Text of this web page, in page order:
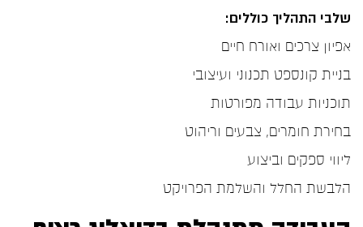
שלבי התהליך כוללים:
אפיון צרכים ואורח חיים
בניית קונספט תכנוני ועיצובי
תוכניות עבודה מפורטות
בחירת חומרים, צבעים וריהוט
ליווי ספקים וביצוע
הלבשת החלל והשלמת הפרויקט